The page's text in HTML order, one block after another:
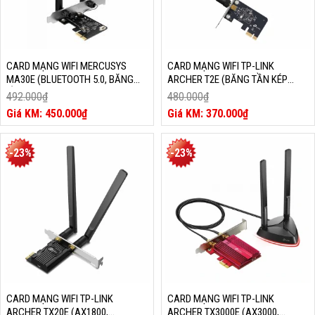
CARD MẠNG WIFI MERCUSYS
MA30E (BLUETOOTH 5.0, BĂNG
TẦN KÉP AC1200)
492.000₫
Giá
gốc
là:
492.000₫.
450.000₫
Giá
hiện
tại
là:
CARD MẠNG WIFI TP-LINK
ARCHER T2E (BĂNG TẦN KÉP
AC600)
480.000₫
Giá
gốc
là:
480.000₫.
370.000₫
Giá
hiện
tại
là:
-23%
CARD MẠNG WIFI TP-LINK
ARCHER TX20E (AX1800,
-23%
CARD MẠNG WIFI TP-LINK
ARCHER TX3000E (AX3000,